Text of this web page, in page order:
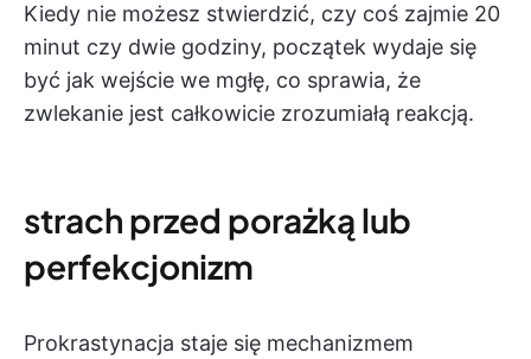
Kiedy nie możesz stwierdzić, czy coś zajmie 20
minut czy dwie godziny, początek wydaje się
być jak wejście we mgłę, co sprawia, że
zwlekanie jest całkowicie zrozumiałą reakcją.
strach przed porażką lub
perfekcjonizm
Prokrastynacja staje się mechanizmem